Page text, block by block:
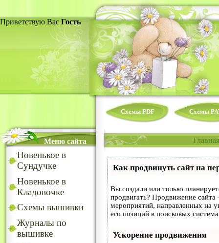
Приветствую Вас Гость
Схемы PDF Схемы
Меню сайта
Новенькое в
Сундучке
Новенькое в
Кладовочке
Схемы вышивки
Журналы по
вышивке
Главная
Как продвинуть сайт на
Вы создали или только
продвигать? Продвижение сайта
мероприятий, направленных на
его позиций в поисковых
Ускорение продвижения